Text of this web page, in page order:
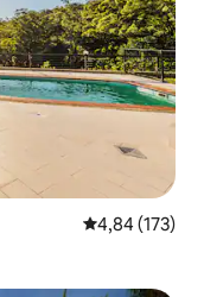
Gemiddelde
4,84 (173)